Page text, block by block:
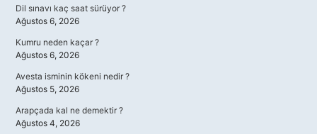
Dil sınavı kaç saat sürüyor ?
Ağustos 6, 2026
Kumru neden kaçar ?
Ağustos 6, 2026
Avesta isminin kökeni nedir ?
Ağustos 5, 2026
Arapçada kal ne demektir ?
Ağustos 4, 2026